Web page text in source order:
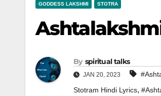
GODDESS LAKSHMI STOTRA
By spiritual talks
JAN 20, 2023
Stotram Hindi Lyrics,